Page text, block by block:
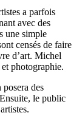
a parfois
avec des
une simple
censés de faire
d’art. Michel
photographie.
des
le public